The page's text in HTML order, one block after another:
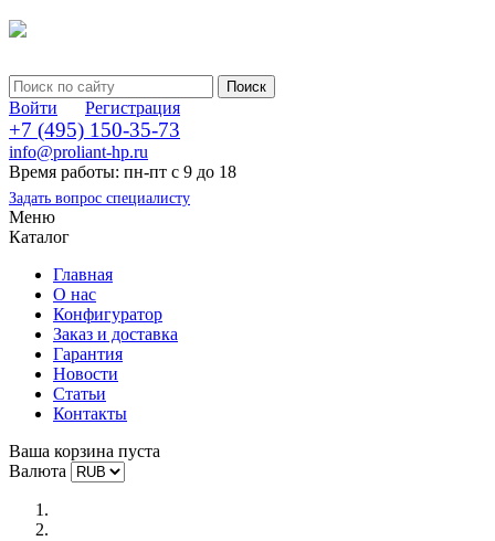
Войти Регистрация
+7 (495) 150-35-73
info@proliant-hp.ru
Время работы: пн-пт с 9 до 18
Задать вопрос специалисту
Меню
Каталог
Главная
О нас
Конфигуратор
Заказ и доставка
Гарантия
Новости
Статьи
Контакты
Ваша корзина пуста
Валюта